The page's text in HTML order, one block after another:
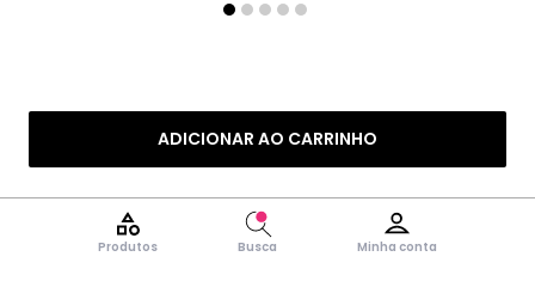
Produtos Busca Minha conta
ADICIONAR AO CARRINHO